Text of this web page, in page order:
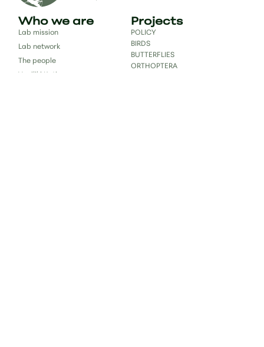
Who we are
Lab mission
Lab network
The people
Projects
POLICY
BIRDS
BUTTERFLIES
ORTHOPTERA